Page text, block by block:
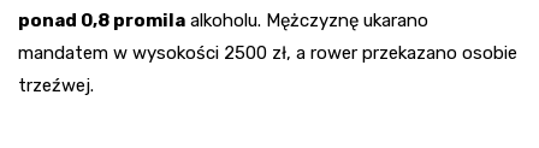
ponad 0,8 promila alkoholu. Mężczyznę ukarano
mandatem w wysokości 2500 zł, a rower przekazano osobie
trzeźwej.